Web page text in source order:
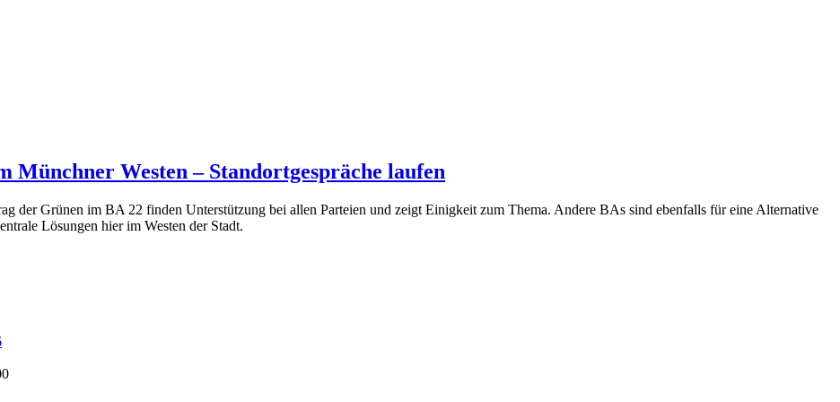
Westen – Standortgespräche laufen
der Grünen im BA 22 finden Unterstützung bei allen Parteien und zeigt Einigkeit zum Thema. Andere BAs sind ebenfalls für eine Alternative
Lösungen hier im Westen der Stadt.